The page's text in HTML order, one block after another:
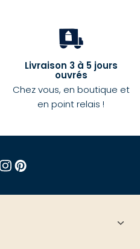
Livraison 3 à 5 jours
ouvrés
Chez vous, en boutique et
en point relais !